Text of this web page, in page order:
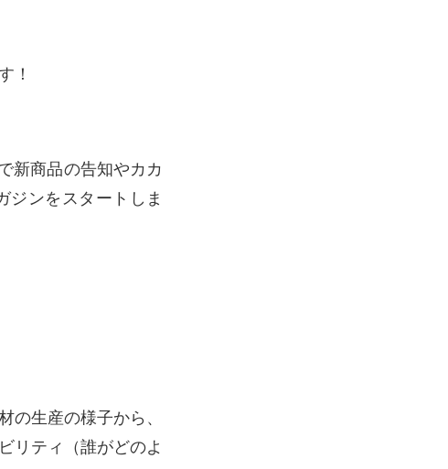
！
新商品の告知やカカ
ジンをスタートしま
の生産の様子から、
リティ（誰がどのよ